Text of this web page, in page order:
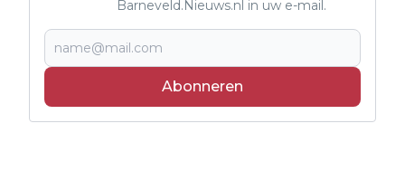
Barneveld.Nieuws.nl in uw e-mail.
Abonneren